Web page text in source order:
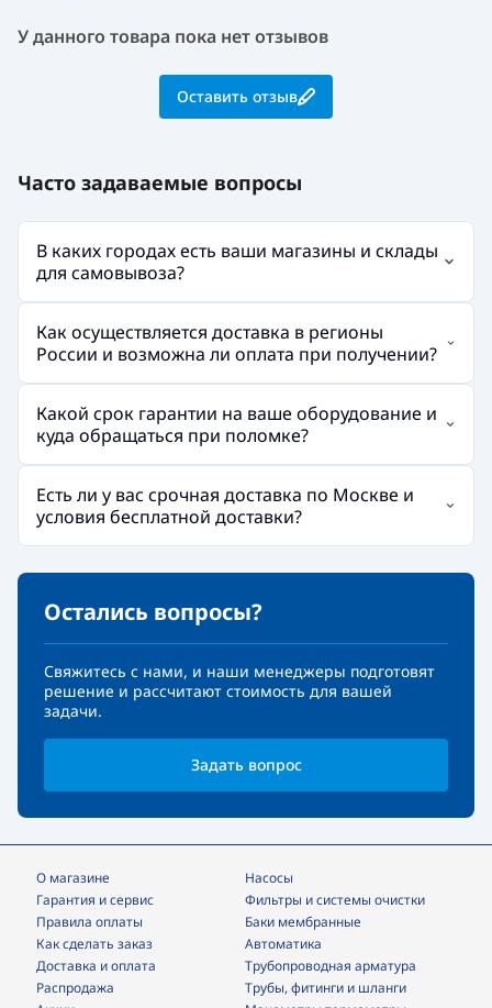
У данного товара пока нет отзывов
Оставить отзыв
Часто задаваемые вопросы
В каких городах есть ваши магазины и склады
для самовывоза?
Как осуществляется доставка в регионы
России и возможна ли оплата при получении?
Какой срок гарантии на ваше оборудование и
куда обращаться при поломке?
Есть ли у вас срочная доставка по Москве и
условия бесплатной доставки?
Остались вопросы?
Свяжитесь с нами, и наши менеджеры подготовят
решение и рассчитают стоимость для вашей
задачи.
Задать вопрос
О магазине
Гарантия и сервис
Правила оплаты
Как сделать заказ
Доставка и оплата
Распродажа
Насосы
фильтры и системы очистки
Баки мембранные
Автоматика
трубопроводная арматура
трубы, фитинги и шланги